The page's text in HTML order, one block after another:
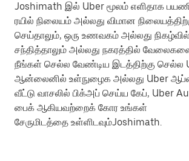
Joshimath இல் Uber மூலம் எளிதாக
ரயில் நிலையம் அல்லது விமான
செய்தாலும், ஒரு உணவகம் அல்லது
சந்தித்தாலும் அல்லது நகரத்தில்
நீங்கள் செல்ல வேண்டிய இடத்திற்கு செல்ல
ஆன்லைனில் உள்நுழைக அல்லது Uber
வீட்டு வாசலில் பிக்அப் செய்ய கேப், Uber
பைக் ஆகியவற்றைக் கோர உங்கள்
சேருமிடத்தை உள்ளிடவும்Joshimath.